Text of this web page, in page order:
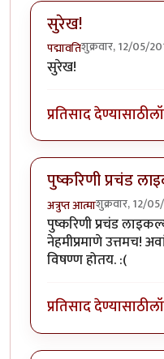
सुरेख!
पद्मावतिशुक्रवार, 12/05/
सुरेख!
प्रतिसाद देण्यासाठी
पुष्करिणी प्रचंड
अत्रुप्त आत्माशुक्रवार, 12/
पुष्करिणी प्रचंड
नेहमीप्रमाणे उत्तमच!
विषण्ण होतय. :(
प्रतिसाद देण्यासाठी